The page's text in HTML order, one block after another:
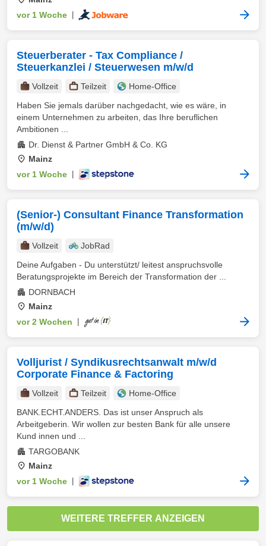
vor 1 Woche
Steuerberater - Tax Compliance /
Steuerkanzlei / Steuerwesen m/w/d
Vollzeit Teilzeit
Home-Office
Haben Sie jemals darüber nachgedacht, wie es wäre, in
einem Unternehmen zu arbeiten, das Ihre beruflichen
Ambitionen ...
Dr. Dienst & Partner GmbH & Co. KG
Mainz
vor 1 Woche
(Senior-) Consultant Finance Transformation
(m/w/d)
Vollzeit
JobRad
Deine Aufgaben - Du unterstützt/ leitest anspruchsvolle
Beratungsprojekte im Bereich der Transformation der ...
DORNBACH
Mainz
vor 2 Wochen
Volljurist / Syndikusrechtsanwalt m/w/d
Corporate Finance & Factoring
Vollzeit Teilzeit
Home-Office
BANK.ECHT.ANDERS. Das ist unser Anspruch als
Arbeitgeberin. Wir wollen zur besten Bank für alle unsere
Kund innen und ...
TARGOBANK
Mainz
vor 1 Woche
WEITERE TREFFER ANZEIGEN